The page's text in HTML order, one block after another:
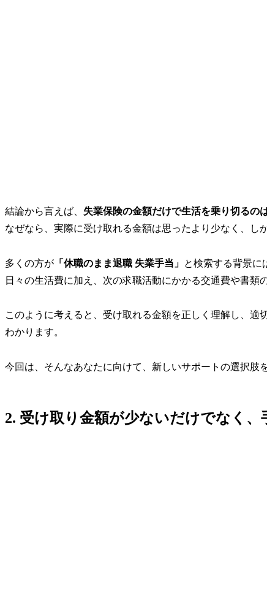
結論から言えば、 失業保険の金額だけで生活を乗り切るの
なぜなら、実際に受け取れる金額は思ったより少なく、し
多くの方が 「休職のまま退職 失業手当」 と検索する背景に
日々の生活費に加え、次の求職活動にかかる交通費や書類
このように考えると、受け取れる金額を正しく理解し、
わかります。
今回は、そんなあなたに向けて、新しいサポートの選択肢
2. 受け取り金額が少ないだけでなく